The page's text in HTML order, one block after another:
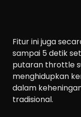
Fitur ini juga
sampai 5 detik
putaran throttle
menghidupkan
dalam
tradisional.